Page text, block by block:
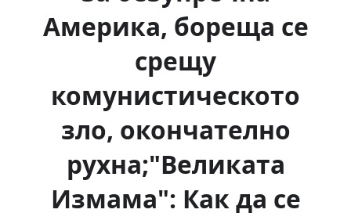
Америка, бореща се
срещу
комунистическото
зло, окончателно
рухна;"Великата
Измама": Как да се